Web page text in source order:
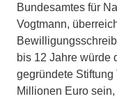
Bundesamtes für
Vogtmann,
bis 12 Jahre würde
gegründete Stiftung
Millionen Euro